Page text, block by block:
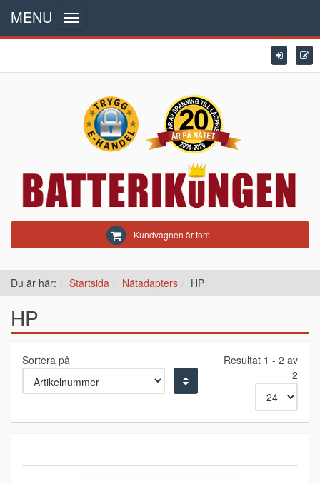
Kundvagnen är tom
MENU
Toggle
navigation
Du är här: Startsida Nätadapters HP
HP
Sortera på
Resultat 1 - 2 av
2